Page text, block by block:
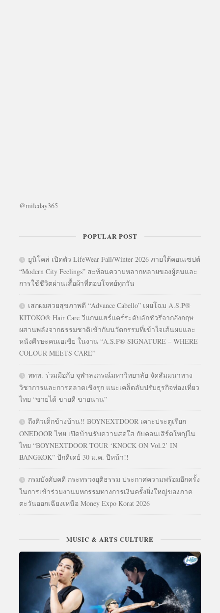
@mileday365
POPULAR POST
ยูนิโคล่ เปิดตัว LifeWear Fall/Winter 2026 ภายใต้คอนเซปต์
“Modern City Feelings” สะท้อนความหลากหลายของผู้คนและ
การใช้ชีวิตผ่านเสื้อผ้าที่ตอบโจทย์ทุกวัน
เสกผมสวยสุขภาพดี “Advance Cabello” เผยโฉม A.S.P®
KITOKO® Hair Care วีแกนแฮร์แคร์ระดับลักชัวรีจากอังกฤษ
ผสานพลังจากธรรมชาติเข้ากับนวัตกรรมที่เข้าใจเส้นผมและ
หนังศีรษะคนเอเชีย ในงาน “A.S.P® SIGNATURE – WHERE
COLOUR MEETS CARE”
ททท. ร่วมมือกับ จุฬาลงกรณ์มหาวิทยาลัย จัดสัมมนาทาง
วิชาการและการตลาดเชิงรุก แนะเคล็ดลับปรับธุรกิจท่องเที่ยว
ไทย “ขายได้ ขายดี ขายนาน”
ถึงคิวเด็กข้างบ้าน!! BOYNEXTDOOR เคาะประตูเรียก
ONEDOOR ไทย เปิดบ้านรับความสดใส กับคอนเสิร์ตใหญ่ใน
ไทย “BOYNEXTDOOR TOUR ‘KNOCK ON Vol.2’ IN
BANGKOK” ปักดีเดย์ 30 ม.ค. ปีหน้า!!
กรมบังคับคดี กระทรวงยุติธรรม ประกาศความพร้อมอีกครั้ง
ในการเข้าร่วมงานมหกรรมทางการเงินครั้งยิ่งใหญ่ของภาค
ตะวันออกเฉียงเหนือ Money Expo Korat 2026
MUSIC & ARTS CULTURE